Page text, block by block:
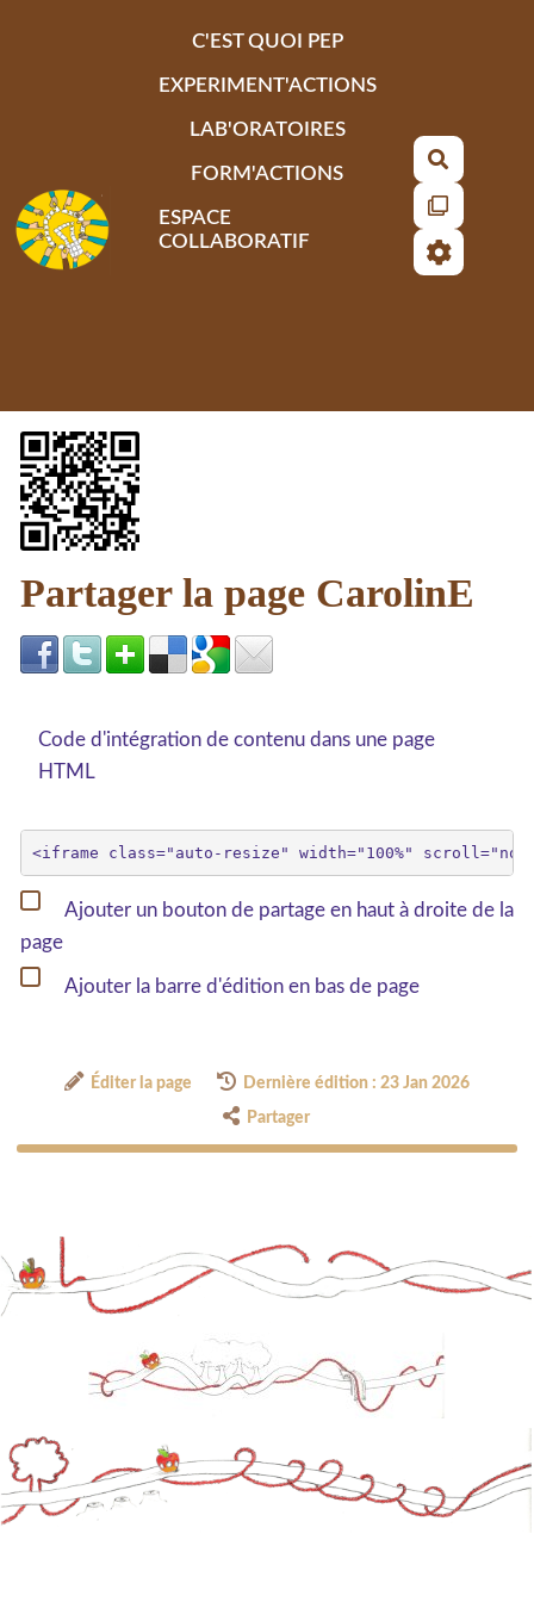
C'EST QUOI PEP
EXPERIMENT'ACTIONS
LAB'ORATOIRES
FORM'ACTIONS
ESPACE
COLLABORATIF
Partager la page CarolinE
Code d'intégration de contenu dans une page
HTML
Ajouter un bouton de partage en haut à droite de la
page
Ajouter la barre d'édition en bas de page
Éditer la page Dernière édition : 23 Jan 2026
Partager